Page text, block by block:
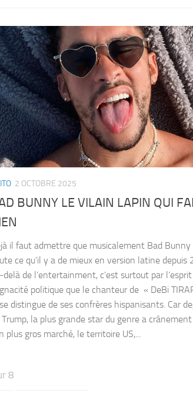
2 OCTOBRE 2025
BUNNY LE VILAIN LAPIN QUI
il faut admettre que musicalement Bad Bunny
ce qu’il y a de mieux en version latine depuis
delà de l’entertainment, c’est surtout par
politique que le chanteur de « DeBi
distingue de ses confrères hispanisants. Car
Trump, la plus grande star du genre a
plus gros marché, le territoire US,...
8